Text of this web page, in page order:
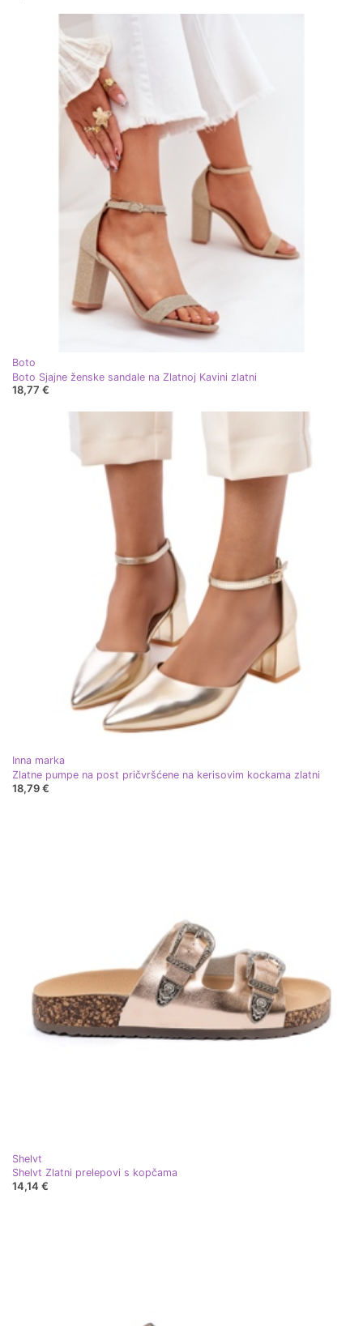
Boto
Boto Sjajne ženske sandale na Zlatnoj Kavini zlatni
18,77 €
Inna marka
Zlatne pumpe na post pričvršćene na kerisovim kockama zlatni
18,79 €
Shelvt
Shelvt Zlatni prelepovi s kopčama
14,14 €